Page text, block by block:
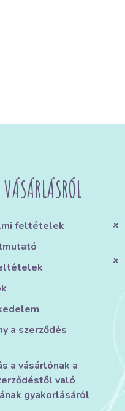
feltételek
a szerződés
a vásárlónak a
való
gyakorlásáról